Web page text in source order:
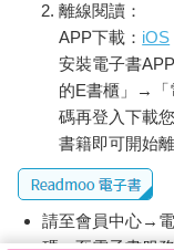
離線閱讀：
APP下載： iOS
安裝電子書
的E書櫃」→「
碼再登入下載
書籍即可開始離
請至會員中心→